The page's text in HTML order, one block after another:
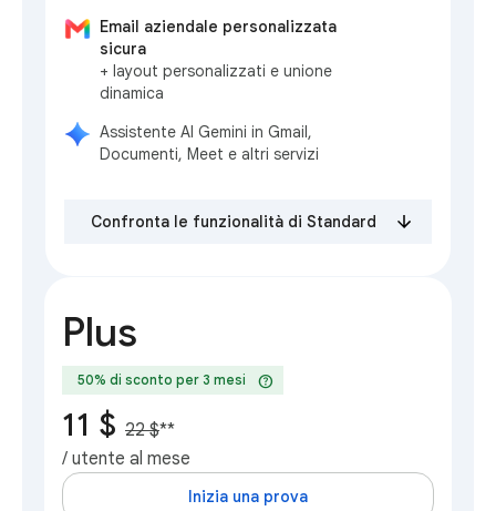
Email aziendale personalizzata
sicura
+ layout personalizzati e unione
dinamica
Assistente AI Gemini in Gmail,
Documenti, Meet e altri servizi
Confronta le funzionalità di Standard
Plus
50% di sconto per 3 mesi help
11 $ 22 $**
/ utente al mese
Inizia una prova